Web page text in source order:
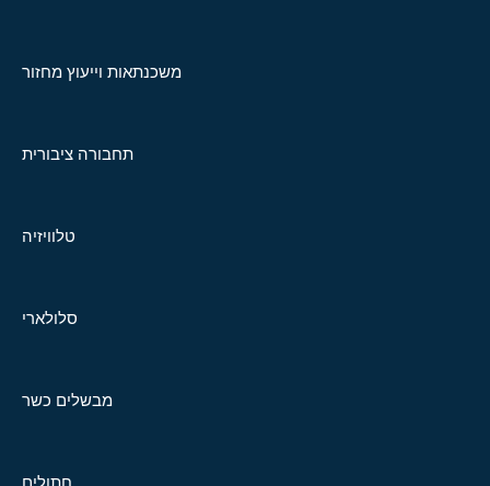
משכנתאות וייעוץ מחזור
תחבורה ציבורית
טלוויזיה
סלולארי
מבשלים כשר
חתולים